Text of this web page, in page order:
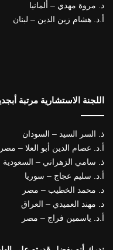
د. مروة مهدي – ألمانيا
أ.د. هشام زين الدين – لبنان
اللجنة الاستشارية مرتبة
ذ. السر السيد – السودان
أ.د. عصام الدين أبو العلا – مصر
ذ. سامي الزهراني – السعودية
أ.د. سليم عجاج – سوريا
د. محمد الخطيب – مصر
د. مهند العميدي – العراق
أ.د. ياسمين فراج – مصر